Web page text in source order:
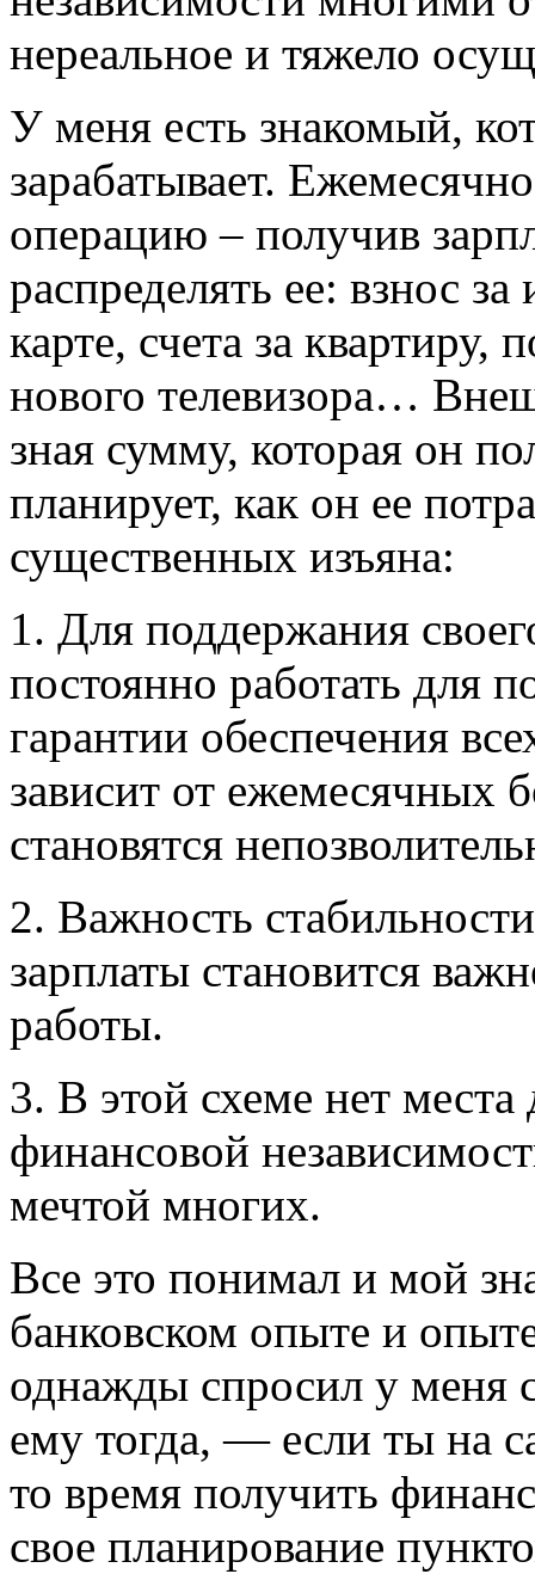
нереальное и тяжело
У меня есть знакомый,
зарабатывает.
операцию – получив
распределять ее: взнос
карте, счета за
нового телевизора…
зная сумму, которая он
планирует, как он ее
существенных изъяна:
1. Для поддержания
постоянно работать для
гарантии обеспечения
зависит от ежемесячных
становятся
2. Важность
зарплаты становится
работы.
3. В этой схеме нет
финансовой
мечтой многих.
Все это понимал и мой
банковском опыте и
однажды спросил у меня
ему тогда, — если ты на
то время получить
свое планирование